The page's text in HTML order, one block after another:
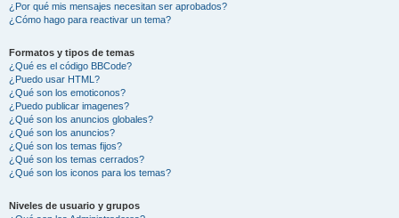
¿Por qué mis mensajes necesitan ser aprobados?
¿Cómo hago para reactivar un tema?
Formatos y tipos de temas
¿Qué es el código BBCode?
¿Puedo usar HTML?
¿Qué son los emoticonos?
¿Puedo publicar imagenes?
¿Qué son los anuncios globales?
¿Qué son los anuncios?
¿Qué son los temas fijos?
¿Qué son los temas cerrados?
¿Qué son los iconos para los temas?
Niveles de usuario y grupos